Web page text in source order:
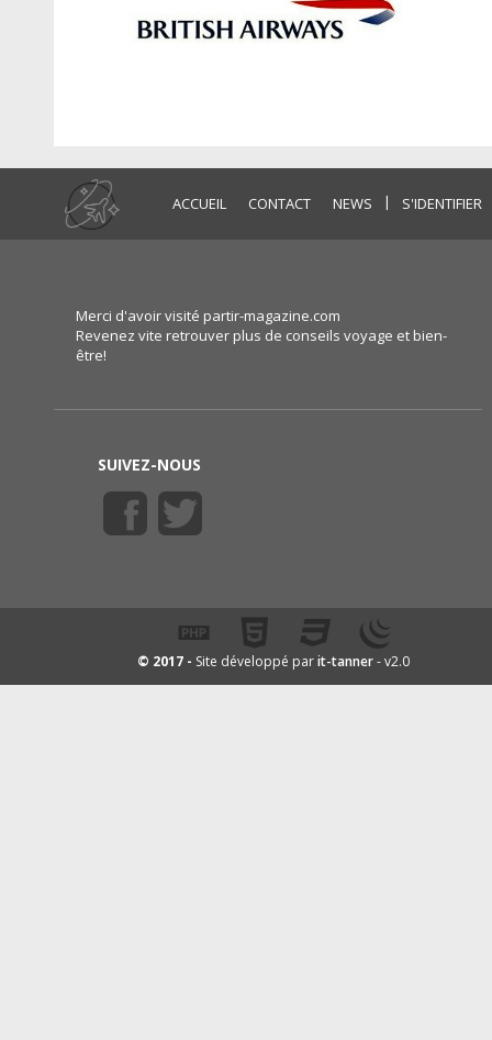
ACCUEIL CONTACT NEWS | S'IDENTIFIER
Merci d'avoir visité partir-magazine.com
Revenez vite retrouver plus de conseils voyage et bien-
être!
SUIVEZ-NOUS
© 2017 - Site développé parit-tanner- v2.0